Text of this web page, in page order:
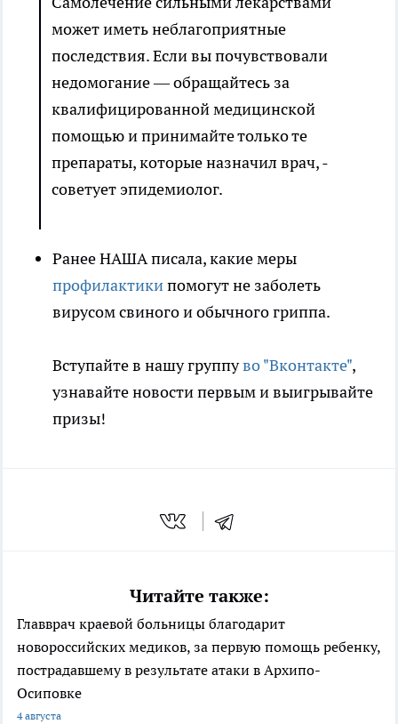
может иметь неблагоприятные
последствия. Если вы почувствовали
недомогание — обращайтесь за
квалифицированной медицинской
помощью и принимайте только те
препараты, которые назначил врач, -
советует эпидемиолог.
Ранее НАША писала, какие меры
профилактикипомогут не заболеть
вирусом свиного и обычного гриппа.
Вступайте в нашу группуво "Вконтакте",
узнавайте новости первым и выигрывайте
призы!
Читайте также:
Главврач краевой больницы благодарит
новороссийских медиков, за первую помощь ребенку,
пострадавшему в результате атаки в Архипо-
Осиповке
4 августа